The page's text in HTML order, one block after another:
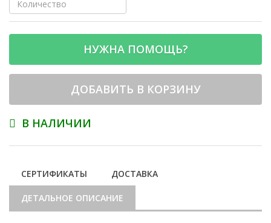
НУЖНА ПОМОЩЬ?
ДОБАВИТЬ В КОРЗИНУ
В НАЛИЧИИ
СЕРТИФИКАТЫ ДОСТАВКА
ДЕТАЛЬНОЕ ОПИСАНИЕ